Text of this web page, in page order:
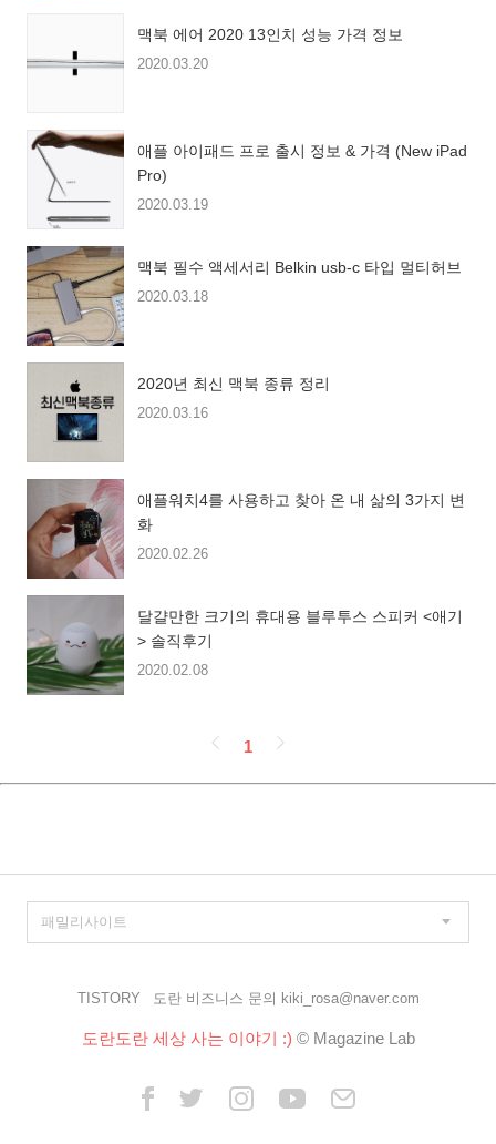
맥북 에어 2020 13인치 성능 가격 정보
2020.03.20
애플 아이패드 프로 출시 정보 & 가격 (New iPad
Pro)
2020.03.19
맥북 필수 액세서리 Belkin usb-c 타입 멀티허브
2020.03.18
2020년 최신 맥북 종류 정리
2020.03.16
애플워치4를 사용하고 찾아 온 내 삶의 3가지 변
화
2020.02.26
달걀만한 크기의 휴대용 블루투스 스피커 <애기
> 솔직후기
2020.02.08
페
이
1
TISTORY 도란 비즈니스 문의 kiki_rosa@naver.com
도란도란 세상 사는 이야기 :) © Magazine Lab